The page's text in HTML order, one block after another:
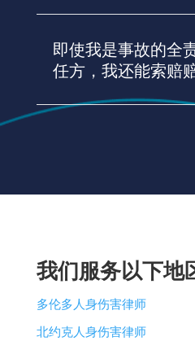
即使我是事故的全
任方，我还能索赔
我们服务以下地
多伦多人身伤害律师
北约克人身伤害律师